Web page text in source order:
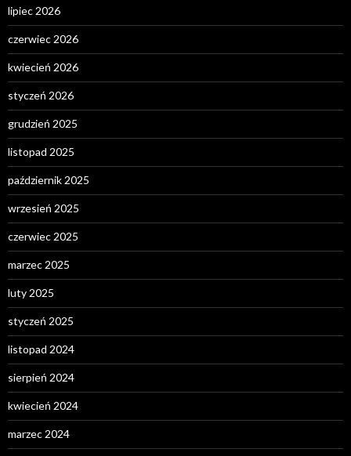
lipiec 2026
czerwiec 2026
kwiecień 2026
styczeń 2026
grudzień 2025
listopad 2025
październik 2025
wrzesień 2025
czerwiec 2025
marzec 2025
luty 2025
styczeń 2025
listopad 2024
sierpień 2024
kwiecień 2024
marzec 2024